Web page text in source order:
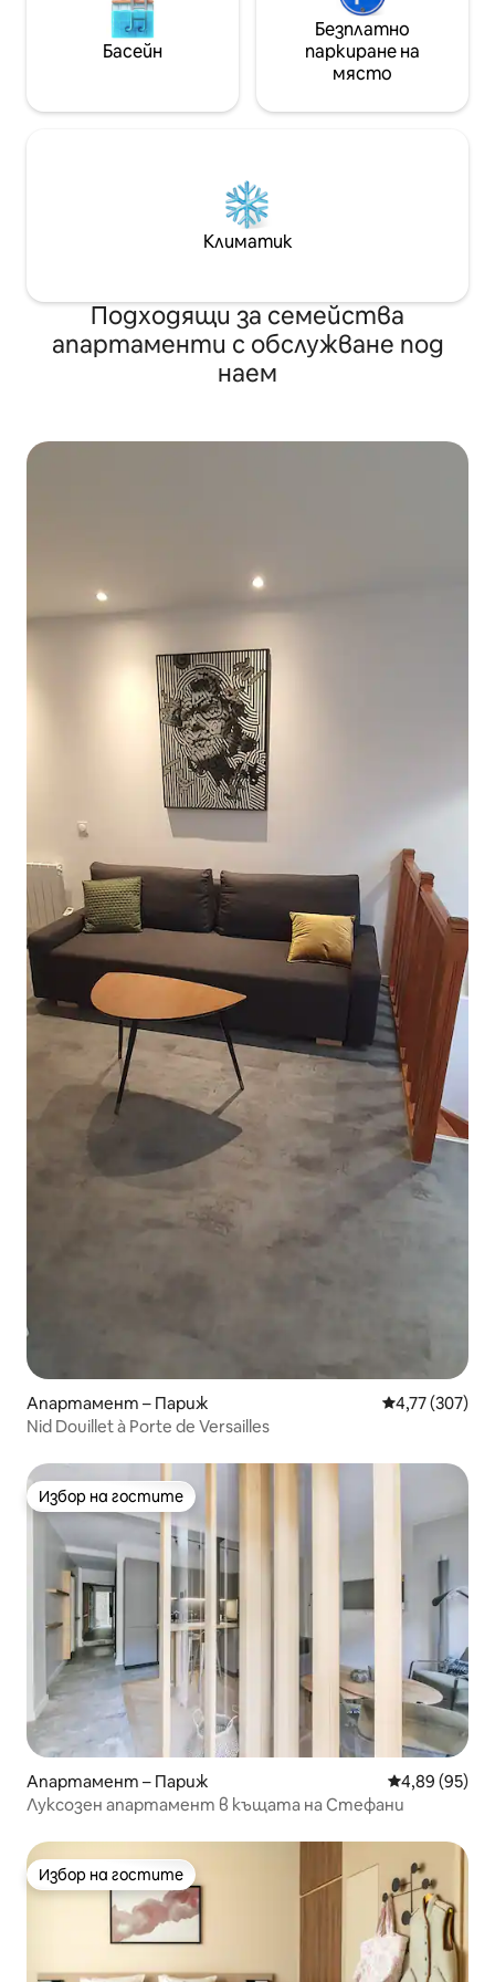
Басейн
Безплатно
паркиране на
място
Климатик
Подходящи за семейства
апартаменти с обслужване под
наем
Апартамент – Париж Средна
4,77 (307)
Nid Douillet à Porte de Versailles
Избор на гостите
Избор на гостите
Апартамент – Париж Средна
4,89 (95)
Луксозен апартамент в къщата на Стефани
Избор на гостите
Избор на гостите